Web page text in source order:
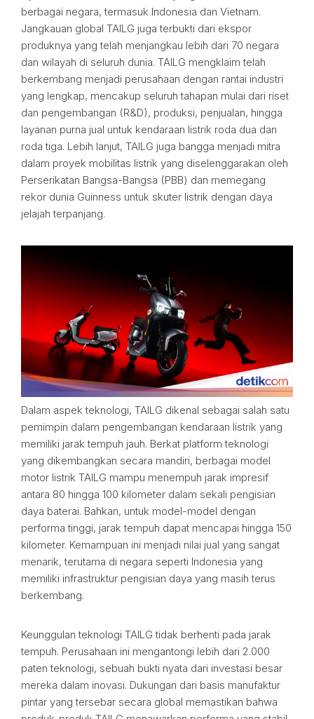
berbagai negara, termasuk Indonesia dan Vietnam.
Jangkauan global TAILG juga terbukti dari ekspor
produknya yang telah menjangkau lebih dari 70 negara
dan wilayah di seluruh dunia. TAILG mengklaim telah
berkembang menjadi perusahaan dengan rantai industri
yang lengkap, mencakup seluruh tahapan mulai dari riset
dan pengembangan (R&D), produksi, penjualan, hingga
layanan purna jual untuk kendaraan listrik roda dua dan
roda tiga. Lebih lanjut, TAILG juga bangga menjadi mitra
dalam proyek mobilitas listrik yang diselenggarakan oleh
Perserikatan Bangsa-Bangsa (PBB) dan memegang
rekor dunia Guinness untuk skuter listrik dengan daya
jelajah terpanjang.
Dalam aspek teknologi, TAILG dikenal sebagai salah satu
pemimpin dalam pengembangan kendaraan listrik yang
memiliki jarak tempuh jauh. Berkat platform teknologi
yang dikembangkan secara mandiri, berbagai model
motor listrik TAILG mampu menempuh jarak impresif
antara 80 hingga 100 kilometer dalam sekali pengisian
daya baterai. Bahkan, untuk model-model dengan
performa tinggi, jarak tempuh dapat mencapai hingga 150
kilometer. Kemampuan ini menjadi nilai jual yang sangat
menarik, terutama di negara seperti Indonesia yang
memiliki infrastruktur pengisian daya yang masih terus
berkembang.
Keunggulan teknologi TAILG tidak berhenti pada jarak
tempuh. Perusahaan ini mengantongi lebih dari 2.000
paten teknologi, sebuah bukti nyata dari investasi besar
mereka dalam inovasi. Dukungan dari basis manufaktur
pintar yang tersebar secara global memastikan bahwa